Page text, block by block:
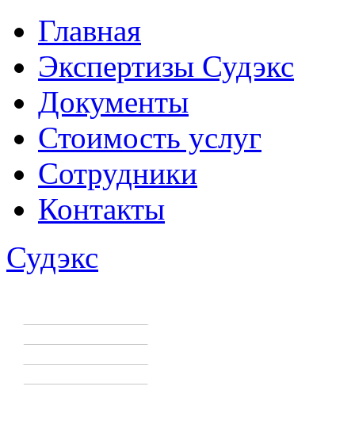
Главная
Экспертизы Судэкс
Документы
Стоимость услуг
Сотрудники
Контакты
Судэкс